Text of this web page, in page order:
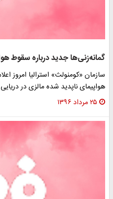
گمانه‌زنی‌ها جدید درباره سقوط
سازمان «کومنولث» استرالیا امروز
هواپیمای ناپدید شده مالزی در
۲۵ مرداد ۱۳۹۶